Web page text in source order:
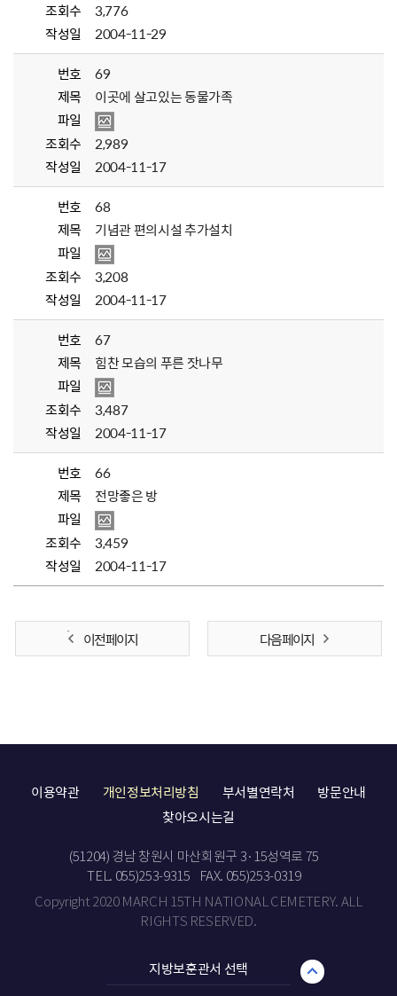
조회수
3,776
작성일
2004-11-29
번호
69
제목
이곳에 살고있는 동물가족
파일
조회수
2,989
작성일
2004-11-17
번호
68
제목
기념관 편의시설 추가설치
파일
조회수
3,208
작성일
2004-11-17
번호
67
제목
힘찬 모습의 푸른 잣나무
파일
조회수
3,487
작성일
2004-11-17
번호
66
제목
전망좋은 방
파일
조회수
3,459
작성일
2004-11-17
이전 페이지 다음 페이지
이용약관 개인정보처리방침 부서별연락처
방문안내
찾아오시는길
(51204) 경남 창원시 마산회원구 3·15성역로 75
TEL. 055)253-9315
FAX. 055)253-0319
Copyright 2020 MARCH 15TH NATIONAL CEMETERY. ALL
RIGHTS RESERVED.
지방보훈관서 선택